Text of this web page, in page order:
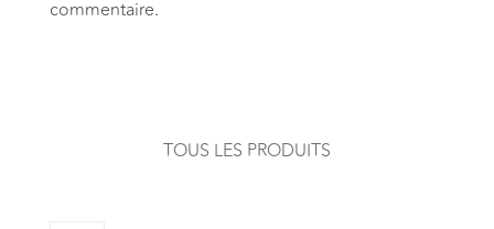
commentaire.
TOUS LES PRODUITS